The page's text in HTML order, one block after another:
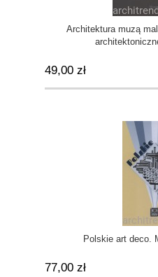
Architektura muzą
49,00 zł
Polskie art deco.
77,00 zł